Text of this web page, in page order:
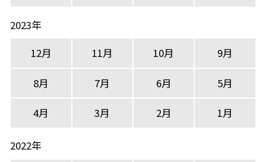
2023年
12月
11月 10月 9月
8月 7月 6月 5月
4月 3月 2月 1月
2022年